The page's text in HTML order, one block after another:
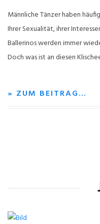
Männliche Tänzer haben
Ihrer Sexualität, ihrer
Ballerinos werden immer
Doch was ist an diesen
» ZUM BEITRAG…